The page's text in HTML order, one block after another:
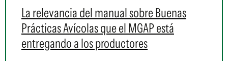
La relevancia del manual sobre Buenas
Prácticas Avícolas que el MGAP está
entregando a los productores